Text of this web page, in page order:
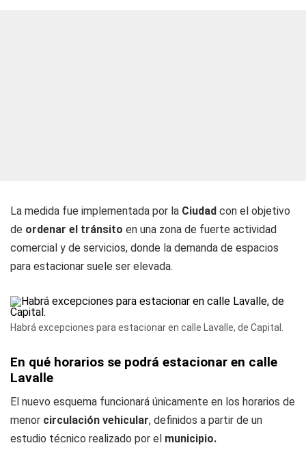
La medida fue implementada por la Ciudad con el objetivo
de ordenar el tránsito en una zona de fuerte actividad
comercial y de servicios, donde la demanda de espacios
para estacionar suele ser elevada.
Habrá excepciones para estacionar en calle Lavalle, de Capital.
En qué horarios se podrá estacionar en calle
Lavalle
El nuevo esquema funcionará únicamente en los horarios de
menor circulación vehicular, definidos a partir de un
estudio técnico realizado por el municipio.